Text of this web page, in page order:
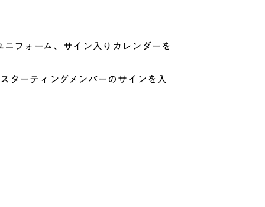
フォーム、サイン入りカレンダーを
ターティングメンバーのサインを入